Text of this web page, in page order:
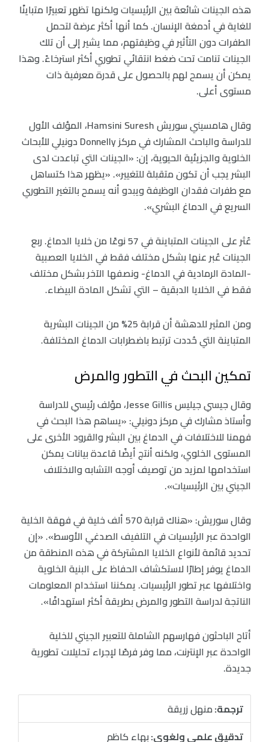
هذه الجينات شائعة بين الرئيسيات ولكنها تظهر تعبيرًا متباينًا
للغاية في أدمغة الإنسان. كما أنها أكثر عرضة لتحمل
الطفرات دون التأثير في وظيفتهم، مما يشير إلى أن تلك
الجينات تنامت تحت ضغط انتقائي تطوري أكثر استرخاءً. وهذا
يمكن أن يسمح لهم بالحصول على قدرة معرفية ذات
مستوى أعلى.
وقال هامسيني سوريش Hamsini Suresh، المؤلف الأول
للدراسة والباحث المشارك في مركز Donnelly دونيلي للأبحاث
الخلوية والجزيئية الحيوية، إن: «الجينات التي تباعدت لدى
البشر يجب أن تكون متقبلة للتغيير». «يظهر هذا كتساهل
مع طفرات فقدان الوظيفة ويبدو أنه يسمح بالتغير التطوري
السريع في الدماغ البشري».
عُثر على الجينات المتباينة في 57 نوعًا من خلايا الدماغ. ربع
الجينات عُبر عنها بشكل مختلف فقط في الخلايا العصبية
-المادة الرمادية في الدماغ- ونصفها الآخر بشكل مختلف
فقط في الخلايا الدبقية – التي تشكل المادة البيضاء.
ومن المثير للدهشة أن قرابة 25% من الجينات البشرية
المتباينة التي حُددت ترتبط باضطرابات الدماغ المختلفة.
تمكين البحث في التطور والمرض
وقال جيسي جيليس Jesse Gillis، مؤلف رئيسي للدراسة
وأستاذ مشارك في مركز دونيلي: «يساهم هذا البحث في
فهمنا للاختلافات في الدماغ بين البشر والقرود الأخرى على
المستوى الخلوي، ولكنه أنتج أيضًا قاعدة بيانات يمكن
استخدامها لمزيد من توصيف أوجه التشابه والاختلاف
الجيني بين الرئيسيات».
وقال سوريش: «هناك قرابة 570 ألف خلية في فهقة الخلية
الواحدة عبر الرئيسيات في التلفيف الصدغي الأوسط». «إن
تحديد قائمة لأنواع الخلايا المشتركة في هذه المنطقة من
الدماغ يوفر إطارًا لاستكشاف الحفاظ على البنية الخلوية
واختلافها عبر تطور الرئيسيات. يمكننا استخدام المعلومات
الناتجة لدراسة التطور والمرض بطريقة أكثر استهدافًا».
أتاح الباحثون فهارسهم الشاملة للتعبير الجيني للخلية
الواحدة عبر الإنترنت، مما وفر فرصًا لإجراء تحليلات تطورية
جديدة.
ترجمة:منهل زريقة
تدقيق علمي ولغوي:بهاء كاظم